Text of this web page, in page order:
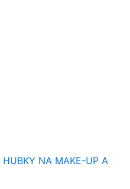
HUBKY NA MAKE-UP A